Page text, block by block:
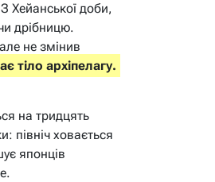
Хейанської доби,
дрібницю.
не змінив
тіло архіпелагу.
на тридцять
північ ховається
японців